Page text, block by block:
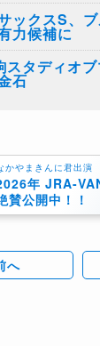
ックスS、
力候補に
スタディオ
石
かやまきんに君出演
年 JRA-
賛公開中！！
へ